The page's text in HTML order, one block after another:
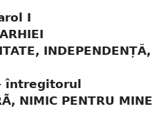
I
INDEPENDENȚĂ,
întregitorul
NIMIC PENTRU